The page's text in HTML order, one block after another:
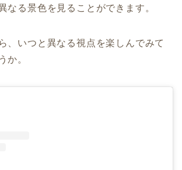
なる景色を見ることができます。
、いつと異なる視点を楽しんでみて
か。